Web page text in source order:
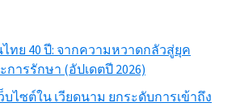
ทย 40 ปี: จากความหวาดกลัวสู่ยุค
ารรักษา (อัปเดตปี 2026)
บไซต์ใน เวียดนาม ยกระดับการเข้าถึง